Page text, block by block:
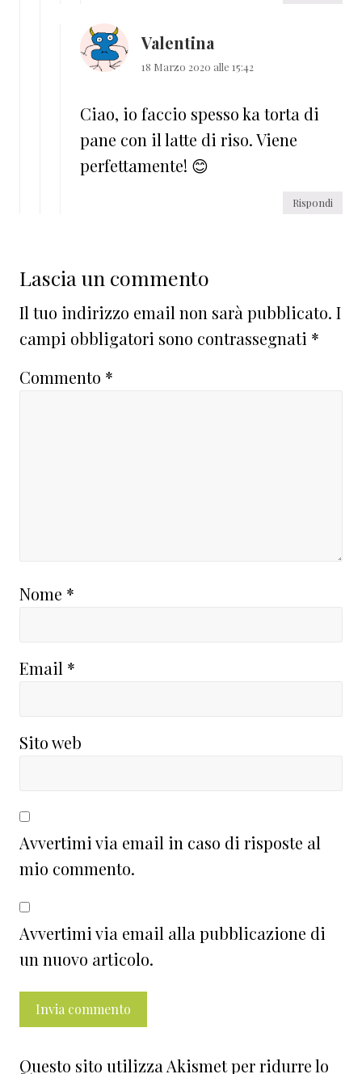
Valentina
18 Marzo 2020 alle 15:42
Ciao, io faccio spesso ka torta di
pane con il latte di riso. Viene
perfettamente! 😊
Rispondi
Lascia un commento
Il tuo indirizzo email non sarà pubblicato. I
campi obbligatori sono contrassegnati *
Commento *
Nome *
Email *
Sito web
Avvertimi via email in caso di risposte al
mio commento.
Avvertimi via email alla pubblicazione di
un nuovo articolo.
Questo sito utilizza Akismet per ridurre lo